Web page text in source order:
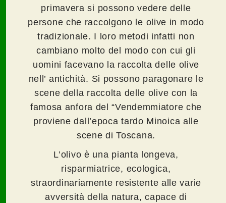
primavera si possono vedere delle
persone che raccolgono le olive in modo
tradizionale. I loro metodi infatti non
cambiano molto del modo con cui gli
uomini facevano la raccolta delle olive
nell’ antichità. Si possono paragonare le
scene della raccolta delle olive con la
famosa anfora del “Vendemmiatore che
proviene dall’epoca tardo Minoica alle
scene di Toscana.
L’olivo è una pianta longeva,
risparmiatrice, ecologica,
straordinariamente resistente alle varie
avversità della natura, capace di